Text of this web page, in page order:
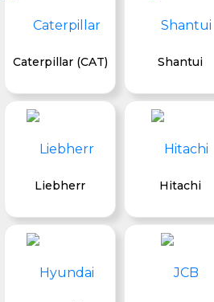
Caterpillar (CAT) Shantui
Liebherr Hitachi